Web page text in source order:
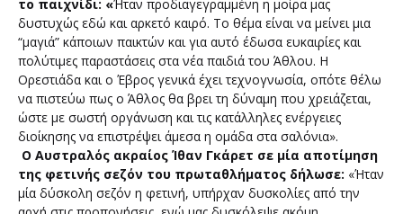
το παιχνίδι: «Ήταν προδιαγεγραμμένη η μοίρα μας
δυστυχώς εδώ και αρκετό καιρό. Το θέμα είναι να μείνει μια
“μαγιά” κάποιων παικτών και για αυτό έδωσα ευκαιρίες και
πολύτιμες παραστάσεις στα νέα παιδιά του Άθλου. Η
Ορεστιάδα και ο Έβρος γενικά έχει τεχνογνωσία, οπότε θέλω
να πιστεύω πως ο Άθλος θα βρει τη δύναμη που χρειάζεται,
ώστε με σωστή οργάνωση και τις κατάλληλες ενέργειες
διοίκησης να επιστρέψει άμεσα η ομάδα στα σαλόνια».
Ο Αυστραλός ακραίος Ίθαν Γκάρετ σε μία αποτίμηση
της φετινής σεζόν του πρωταθλήματος δήλωσε: «Ήταν
μία δύσκολη σεζόν η φετινή, υπήρχαν δυσκολίες από την